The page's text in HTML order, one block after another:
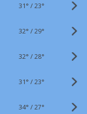
31° /23°
32° /29°
32° /28°
31° /23°
34° /27°